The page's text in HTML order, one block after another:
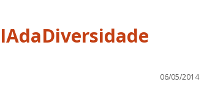
06/05/2014